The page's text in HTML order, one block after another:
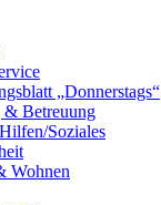
„Donnerstags“
Betreuung
Soziales
Wohnen